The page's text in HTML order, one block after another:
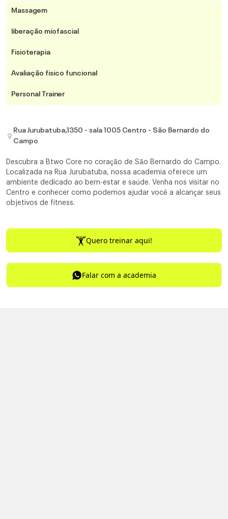
Massagem
liberação miofascial
Fisioterapia
Avaliação fisico funcional
Personal Trainer
Rua Jurubatuba,1350 - sala 1005 Centro - São Bernardo do
Campo
Descubra a Btwo Core no coração de São Bernardo do Campo.
Localizada na Rua Jurubatuba, nossa academia oferece um
ambiente dedicado ao bem-estar e saúde. Venha nos visitar no
Centro e conhecer como podemos ajudar você a alcançar seus
objetivos de fitness.
Quero treinar aqui!
Falar com a academia